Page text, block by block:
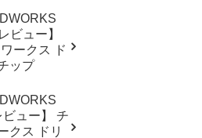
ビュー】
ークス ド
ップ
ュー】 チ
クス ドリ